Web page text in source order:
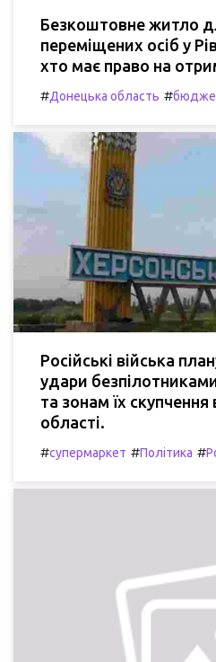
Безкоштовне житло
переміщених осіб у
хто має право на
#Донецька область #
Російські війська
удари
та зонам їх скупчення
області.
#супермаркет #Політика #